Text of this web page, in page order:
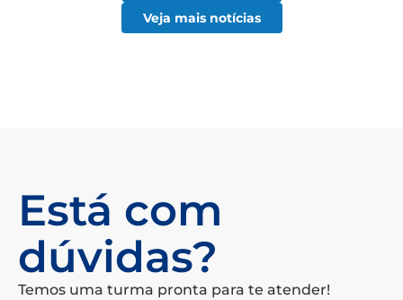
Veja mais notícias
Está com
dúvidas?
Temos uma turma pronta para te atender!